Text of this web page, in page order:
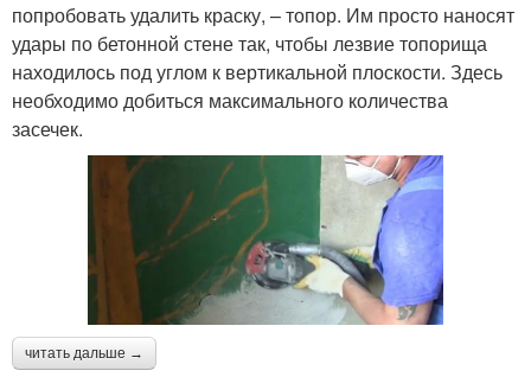
попробовать удалить краску, – топор. Им просто наносят
удары по бетонной стене так, чтобы лезвие топорища
находилось под углом к вертикальной плоскости. Здесь
необходимо добиться максимального количества
засечек.
читать дальше →